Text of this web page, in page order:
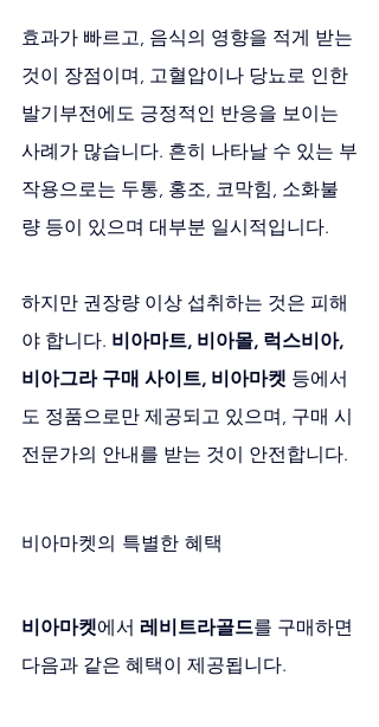
효과가 빠르고, 음식의 영향을 적게 받는
것이 장점이며, 고혈압이나 당뇨로 인한
발기부전에도 긍정적인 반응을 보이는
사례가 많습니다. 흔히 나타날 수 있는 부
작용으로는 두통, 홍조, 코막힘, 소화불
량 등이 있으며 대부분 일시적입니다.
하지만 권장량 이상 섭취하는 것은 피해
야 합니다. 비아마트, 비아몰, 럭스비아,
비아그라 구매 사이트, 비아마켓 등에서
도 정품으로만 제공되고 있으며, 구매 시
전문가의 안내를 받는 것이 안전합니다.
비아마켓의 특별한 혜택
비아마켓에서 레비트라골드를 구매하면
다음과 같은 혜택이 제공됩니다.